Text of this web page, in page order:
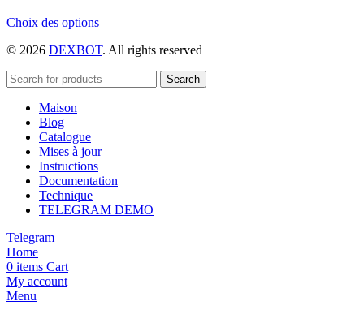
Choix des optionsCe
a
variations.
choisies
la
du
© 2026 DEXBOT. All rights reserved
Search
Maison
Blog
Catalogue
Mises à jour
Instructions
Documentation
Technique
TELEGRAM DEMO
Telegram
Home
0 items Cart
My account
Menu